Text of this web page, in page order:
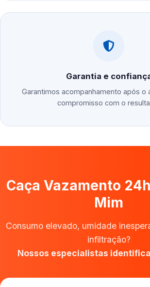
Garantia e
Garantimos acompanhamento após o
compromisso com o
Caça Vazamento
Mim
Consumo elevado, umidade
infiltração?
Nossos especialistas